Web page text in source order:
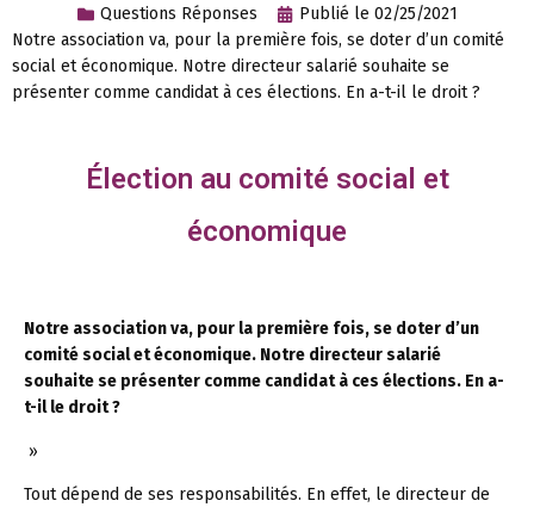
Questions Réponses Publié le 02/25/2021
Notre association va, pour la première fois, se doter d’un comité
social et économique. Notre directeur salarié souhaite se
présenter comme candidat à ces élections. En a-t-il le droit ?
Élection au comité social et
économique
Notre association va, pour la première fois, se doter d’un
comité social et économique. Notre directeur salarié
souhaite se présenter comme candidat à ces élections. En a-
t-il le droit ?
»
Tout dépend de ses responsabilités. En effet, le directeur de